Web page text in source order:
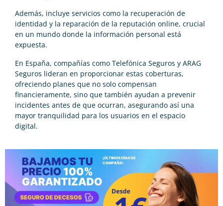
Además, incluye servicios como la recuperación de
identidad y la reparación de la reputación online, crucial
en un mundo donde la información personal está
expuesta.
En España, compañías como Telefónica Seguros y ARAG
Seguros lideran en proporcionar estas coberturas,
ofreciendo planes que no solo compensan
financieramente, sino que también ayudan a prevenir
incidentes antes de que ocurran, asegurando así una
mayor tranquilidad para los usuarios en el espacio
digital.